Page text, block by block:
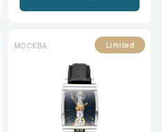
МОСКВА Limited